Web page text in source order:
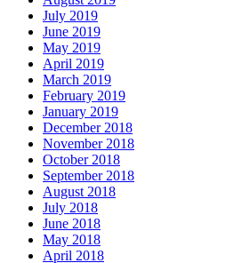
July 2019
June 2019
May 2019
April 2019
March 2019
February 2019
January 2019
December 2018
November 2018
October 2018
September 2018
August 2018
July 2018
June 2018
May 2018
April 2018